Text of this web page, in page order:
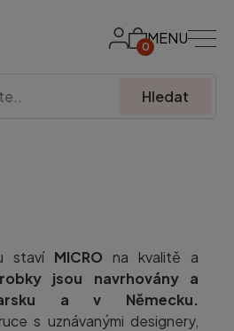
0MENU
Hledat
staví MICRO na kvalitě a
jsou navrhovány a
a v Německu.
s uznávanými designery,